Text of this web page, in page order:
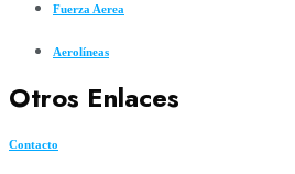
Fuerza Aerea
Aerolíneas
Otros Enlaces
Contacto